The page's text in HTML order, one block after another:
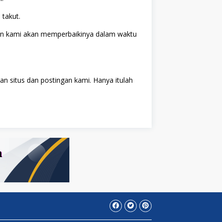
takut.
kami akan memperbaikinya dalam waktu
situs dan postingan kami. Hanya itulah